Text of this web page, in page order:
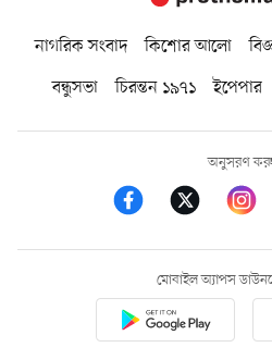
নাগরিক সংবাদ কিশোর আলো
বন্ধুসভা
চিরন্তন ১৯৭১ ইপেপার
অনুসরণ
মোবাইল অ্যাপস